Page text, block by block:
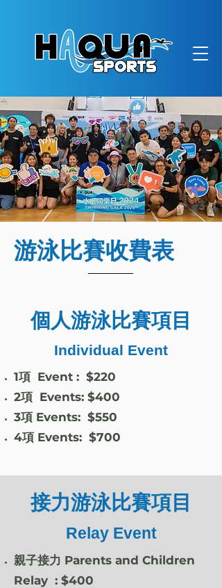
游泳比賽收費表
個人游泳比賽項目
Individual Event
1項 Event : $220
2項 Events: $400
3項 Events: $550
4項 Events: $700
接力游泳比賽項目
Relay Event
親子接力 Parents and Children
Relay : $400